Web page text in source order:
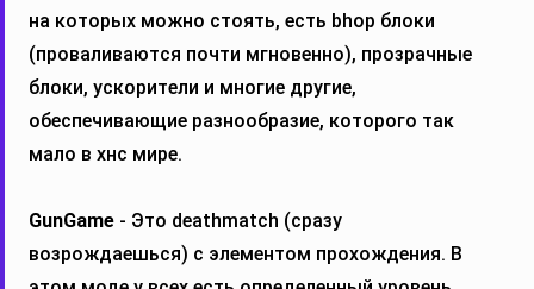
на которых можно стоять, есть bhop блоки
(проваливаются почти мгновенно), прозрачные
блоки, ускорители и многие другие,
обеспечивающие разнообразие, которого так
мало в хнс мире.
GunGame - Это deathmatch (сразу
возрождаешься) с элементом прохождения. В